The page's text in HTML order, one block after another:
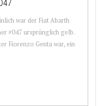
war der Fiat Abarth
#047 ursprünglich gelb.
Fiorenzo Genta war, ein